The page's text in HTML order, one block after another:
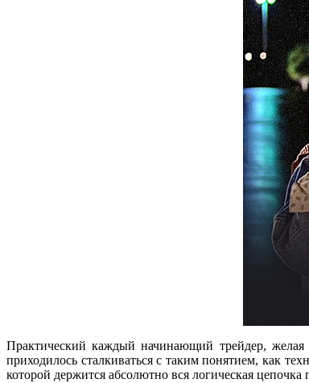
Практический каждый начинающий трейдер,
приходилось сталкиваться с таким понятием, как
которой держится абсолютно вся логическая